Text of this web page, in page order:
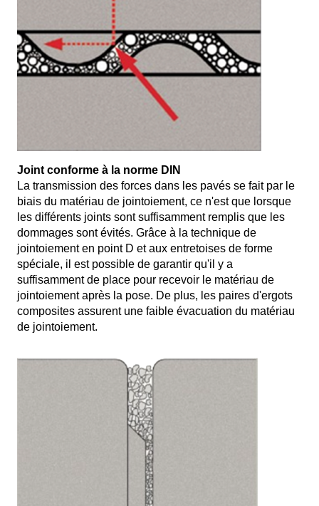
Joint conforme à la norme DIN
La transmission des forces dans les pavés se fait par le
biais du matériau de jointoiement, ce n'est que lorsque
les différents joints sont suffisamment remplis que les
dommages sont évités. Grâce à la technique de
jointoiement en point D et aux entretoises de forme
spéciale, il est possible de garantir qu'il y a
suffisamment de place pour recevoir le matériau de
jointoiement après la pose. De plus, les paires d'ergots
composites assurent une faible évacuation du matériau
de jointoiement.